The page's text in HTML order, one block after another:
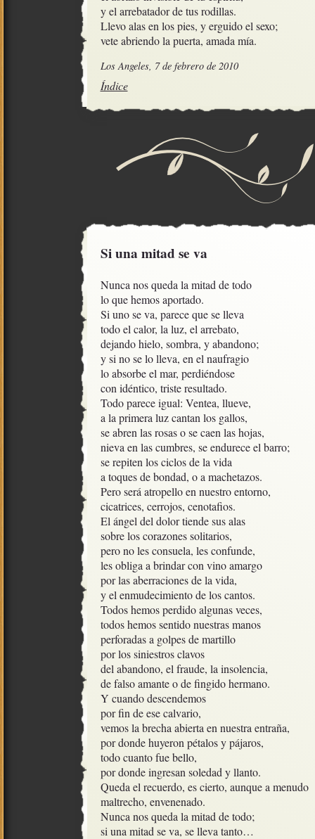
y el arrebatador de tus rodillas.
Llevo alas en los pies, y erguido el sexo;
vete abriendo la puerta, amada mía.
Los Angeles, 7 de febrero de 2010
Índice
Si una mitad se va
Nunca nos queda la mitad de todo
lo que hemos aportado.
Si uno se va, parece que se lleva
todo el calor, la luz, el arrebato,
dejando hielo, sombra, y abandono;
y si no se lo lleva, en el naufragio
lo absorbe el mar, perdiéndose
con idéntico, triste resultado.
Todo parece igual: Ventea, llueve,
a la primera luz cantan los gallos,
se abren las rosas o se caen las hojas,
nieva en las cumbres, se endurece el barro;
se repiten los ciclos de la vida
a toques de bondad, o a machetazos.
Pero será atropello en nuestro entorno,
cicatrices, cerrojos, cenotafios.
El ángel del dolor tiende sus alas
sobre los corazones solitarios,
pero no les consuela, les confunde,
les obliga a brindar con vino amargo
por las aberraciones de la vida,
y el enmudecimiento de los cantos.
Todos hemos perdido algunas veces,
todos hemos sentido nuestras manos
perforadas a golpes de martillo
por los siniestros clavos
del abandono, el fraude, la insolencia,
de falso amante o de fingido hermano.
Y cuando descendemos
por fin de ese calvario,
vemos la brecha abierta en nuestra entraña,
por donde huyeron pétalos y pájaros,
todo cuanto fue bello,
por donde ingresan soledad y llanto.
Queda el recuerdo, es cierto, aunque a menudo
maltrecho, envenenado.
Nunca nos queda la mitad de todo;
si una mitad se va, se lleva tanto…